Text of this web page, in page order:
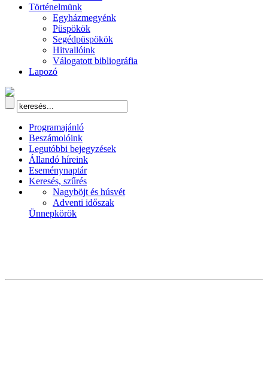
Történelmünk
Egyházmegyénk
Püspökök
Segédpüspökök
Hitvallóink
Válogatott bibliográfia
Lapozó
Programajánló
Beszámolóink
Legutóbbi bejegyzések
Állandó híreink
Eseménynaptár
Keresés, szűrés
Nagyböjt és húsvét
Adventi időszak
Ünnepkörök